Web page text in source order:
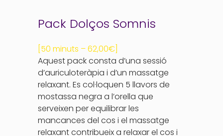
Pack Dolços Somnis
[50 minuts – 62,00€]
Aquest pack consta d’una sessió
d’auriculoteràpia i d’un massatge
relaxant. Es col·loquen 5 llavors de
mostassa negra a l’orella que
serveixen per equilibrar les
mancances del cos i el massatge
relaxant contribueix a relaxar el cos i